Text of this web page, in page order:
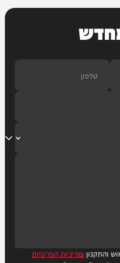
והתקנון ומדיניות הפרטיות